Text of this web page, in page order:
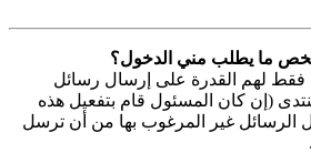
ما يطلب مني الدخول؟
فقط لهم القدرة على إرسال رسائل
(إن كان المسئول قام بتفعيل هذه
الرسائل غير المرغوب بها من أن ترسل